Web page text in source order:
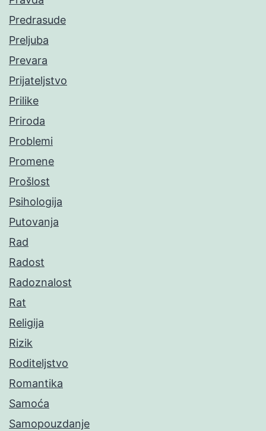
Predrasude
Preljuba
Prevara
Prijateljstvo
Prilike
Priroda
Problemi
Promene
Prošlost
Psihologija
Putovanja
Rad
Radost
Radoznalost
Rat
Religija
Rizik
Roditeljstvo
Romantika
Samoća
Samopouzdanje